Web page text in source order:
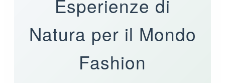
Esperienze di
Natura per il Mondo
Fashion